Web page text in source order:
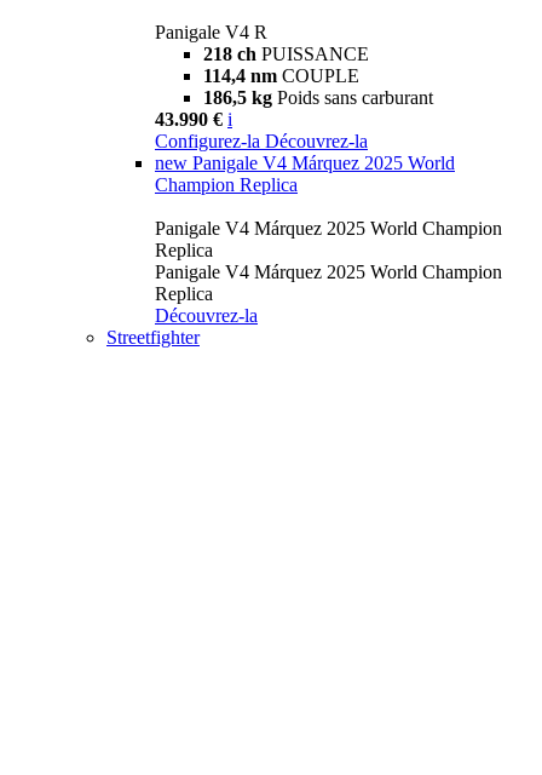
Panigale V4 R
218 ch PUISSANCE
114,4 nm COUPLE
186,5 kg Poids sans carburant
43.990 € i
Configurez-la Découvrez-la
new Panigale V4 Márquez 2025 World
Champion Replica
Panigale V4 Márquez 2025 World Champion
Replica
Panigale V4 Márquez 2025 World Champion
Replica
Découvrez-la
Streetfighter